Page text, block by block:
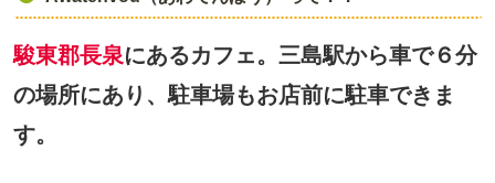
駿東郡長泉にあるカフェ。三島駅から車で６分
の場所にあり、駐車場もお店前に駐車できま
す。